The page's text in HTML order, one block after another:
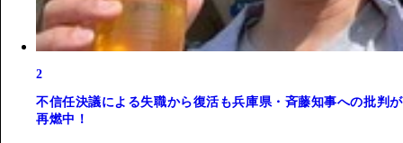
2
不信任決議による失職から復活も兵庫県・斉藤知事への批判が
再燃中！